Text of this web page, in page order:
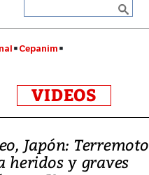
Cepanim
VIDEOS
Japón: Terremoto
heridos y graves